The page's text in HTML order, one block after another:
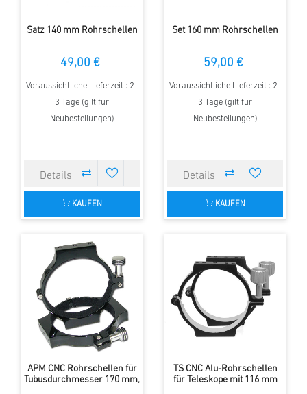
Satz 140 mm Rohrschellen
49,00 €
Voraussichtliche Lieferzeit : 2-
3 Tage (gilt für
Neubestellungen)
KAUFEN
Set 160 mm Rohrschellen
59,00 €
Voraussichtliche Lieferzeit : 2-
3 Tage (gilt für
Neubestellungen)
KAUFEN
APM CNC Rohrschellen für
Tubusdurchmesser 170 mm,
TS CNC Alu-Rohrschellen
für Teleskope mit 116 mm